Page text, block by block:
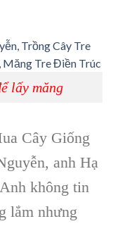
lấy măng
Cây Giống
anh Hạ
không tin
lắm nhưng